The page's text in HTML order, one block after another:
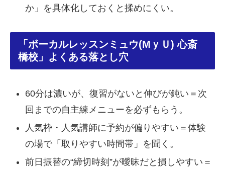
か」を具体化しておくと揉めにくい。
「ボーカルレッスンミュウ(MｙＵ) 心斎
橋校」よくある落とし穴
60分は濃いが、復習がないと伸びが鈍い＝次
回までの自主練メニューを必ずもらう。
人気枠・人気講師に予約が偏りやすい＝体験
の場で「取りやすい時間帯」を聞く。
前日振替の“締切時刻”が曖昧だと損しやすい＝